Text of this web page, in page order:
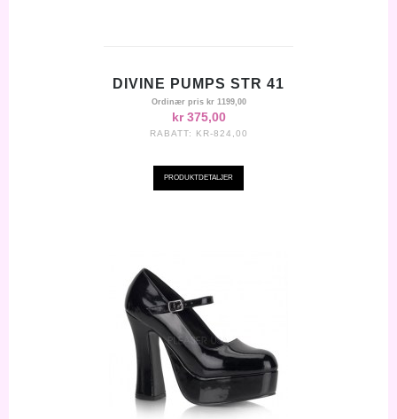
DIVINE PUMPS STR 41
Ordinær pris kr 1199,00
kr 375,00
RABATT: KR-824,00
PRODUKTDETALJER